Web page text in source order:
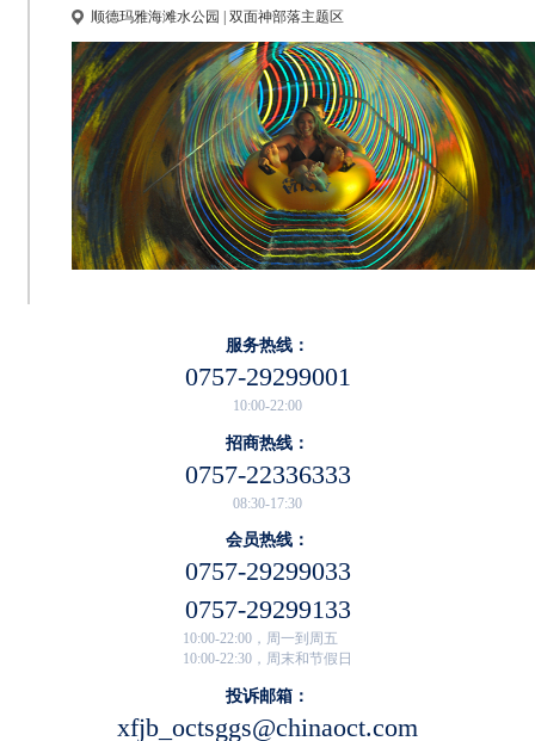
顺德玛雅海滩水公园 | 双面神部落主题区
服务热线：
0757-29299001
10:00-22:00
招商热线：
0757-22336333
08:30-17:30
会员热线：
0757-29299033
0757-29299133
10:00-22:00，周一到周五
10:00-22:30，周末和节假日
投诉邮箱：
xfjb_octsggs@chinaoct.com